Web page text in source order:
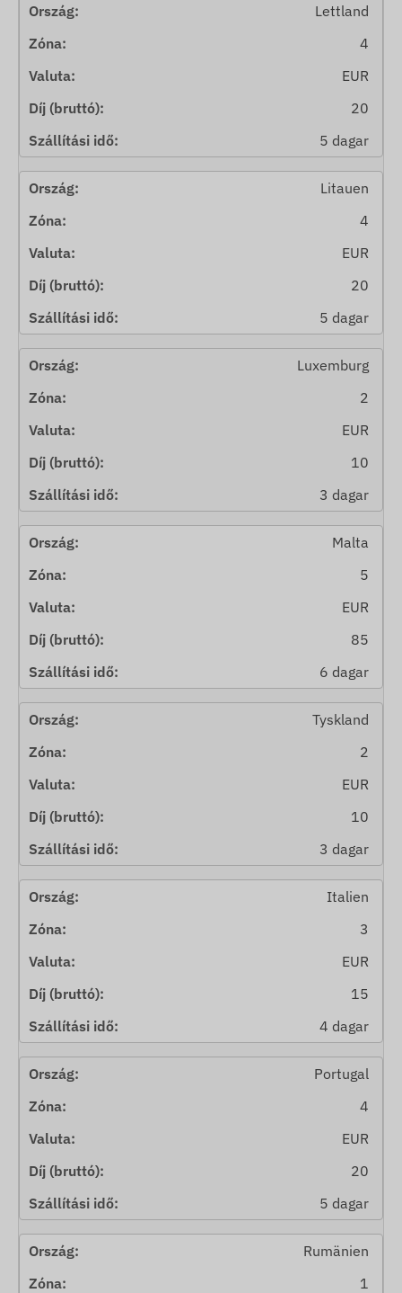
Lettland
4
EUR
20
5 dagar
Litauen
4
EUR
20
5 dagar
Luxemburg
2
EUR
10
3 dagar
Malta
5
EUR
85
6 dagar
Tyskland
2
EUR
10
3 dagar
Italien
3
EUR
15
4 dagar
Portugal
4
EUR
20
5 dagar
Rumänien
1